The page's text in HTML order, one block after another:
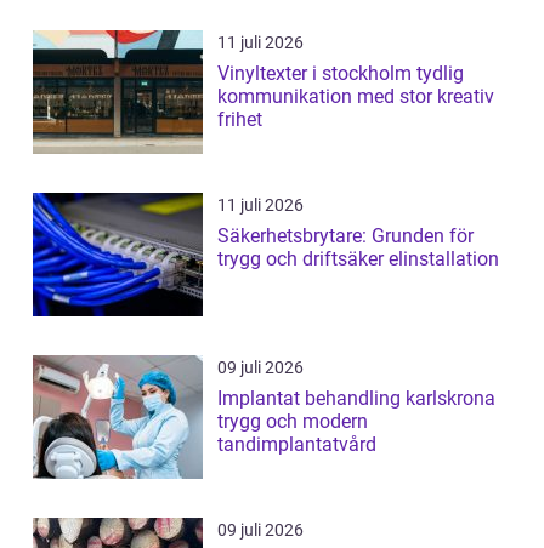
11 juli 2026
Vinyltexter i stockholm tydlig
kommunikation med stor kreativ
frihet
11 juli 2026
Säkerhetsbrytare: Grunden för
trygg och driftsäker elinstallation
09 juli 2026
Implantat behandling karlskrona
trygg och modern
tandimplantatvård
09 juli 2026